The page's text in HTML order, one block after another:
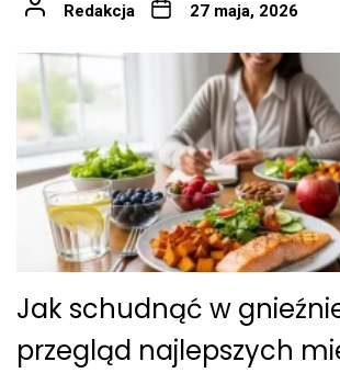
Redakcja 27 maja, 2026
Jak schudnąć w
przegląd najlepszych